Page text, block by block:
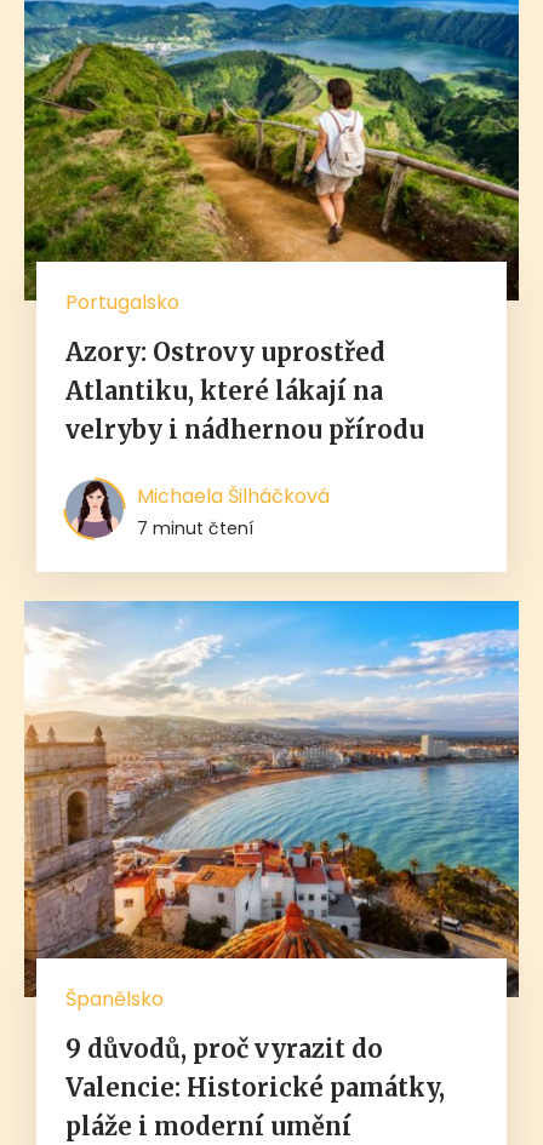
Portugalsko
Azory: Ostrovy uprostřed
Atlantiku, které lákají na
velryby i nádhernou přírodu
Michaela Šilháčková
7 minut čtení
Španělsko
9 důvodů, proč vyrazit do
Valencie: Historické památky,
pláže i moderní umění